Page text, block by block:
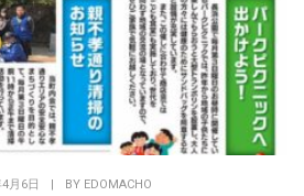
月6日 BY EDOMACHO